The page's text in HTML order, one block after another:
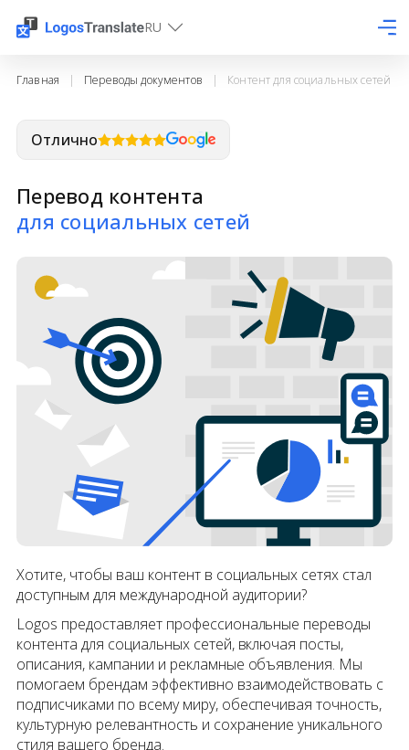
RU
Главная | Переводы документов | Контент для социальных сетей
Отлично
Перевод контента
для социальных сетей
Хотите, чтобы ваш контент в социальных сетях стал
доступным для международной аудитории?
Logos предоставляет профессиональные переводы
контента для социальных сетей, включая посты,
описания, кампании и рекламные объявления. Мы
помогаем брендам эффективно взаимодействовать с
подписчиками по всему миру, обеспечивая точность,
культурную релевантность и сохранение уникального
стиля вашего бренда.